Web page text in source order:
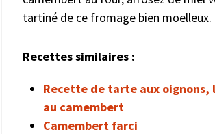
tartiné de ce fromage bien moelleux.
Recettes similaires :
Recette de tarte aux oignons,
au camembert
Camembert farci